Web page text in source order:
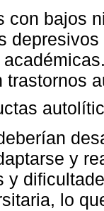
con bajos
trastornos
y
y
lo